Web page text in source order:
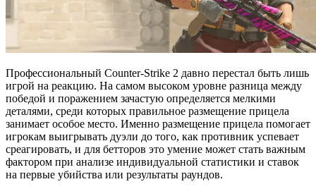
Профессиональный Counter-Strike 2 давно перестал быть лишь
игрой на реакцию. На самом высоком уровне разница между
победой и поражением зачастую определяется мелкими
деталями, среди которых правильное размещение прицела
занимает особое место. Именно размещение прицела помогает
игрокам выигрывать дуэли до того, как противник успевает
среагировать, и для бетторов это умение может стать важным
фактором при анализе индивидуальной статистики и ставок
на первые убийства или результаты раундов.